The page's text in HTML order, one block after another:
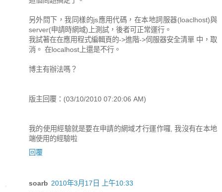
另外問下，我同樣的js應用代碼，在本地詞服器(loaclhost)與
server(申請時網域)上測試，後者可正常運行。
我試著在在應用程式編輯頁的->進階->伺服器安全清單 中，取
消。 在localhost上還是不行。
博主有辦法嗎？
版主回覆：(03/10/2010 07:20:06 AM)
我的使用經驗就是要在申請的網域才行運作囉, 我沒有在本地
端使用的經驗啦
回覆
soarb 2010年3月17日 上午10:33